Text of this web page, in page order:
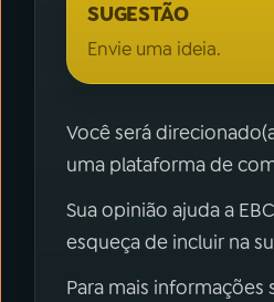
SUGESTÃO
Envie uma ideia.
Você será
uma plataforma de
Sua opinião ajuda a
esqueça de incluir na
Para mais informações